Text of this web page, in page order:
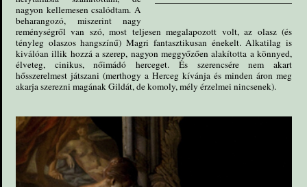
nagyon kellemesen csalódtam. A
beharangozó, miszerint nagy
reménységről van szó, most teljesen megalapozott volt, az olasz (és
tényleg olaszos hangszínű) Magri fantasztikusan énekelt. Alkatilag is
kiválóan illik hozzá a szerep, nagyon meggyőzően alakította a könnyed,
élveteg, cinikus, nőimádó herceget. És szerencsére nem akart
hősszerelmest játszani (merthogy a Herceg kívánja és minden áron meg
akarja szerezni magának Gildát, de komoly, mély érzelmei nincsenek).